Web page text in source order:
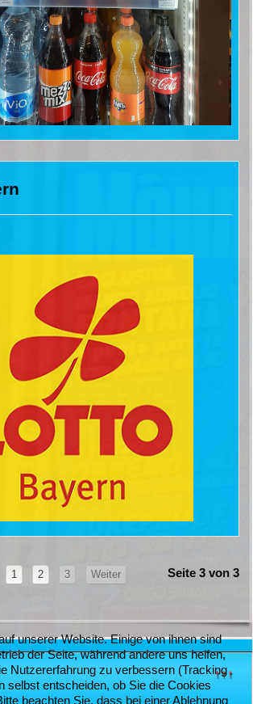
Seite 3 von 3
1 2 3
Weiter
↑↑↑
unserer Website. Einige von ihnen sind
der Seite, während andere uns helfen,
Nutzererfahrung zu verbessern (Tracking
selbst entscheiden, ob Sie die Cookies
beachten Sie, dass bei einer Ablehnung